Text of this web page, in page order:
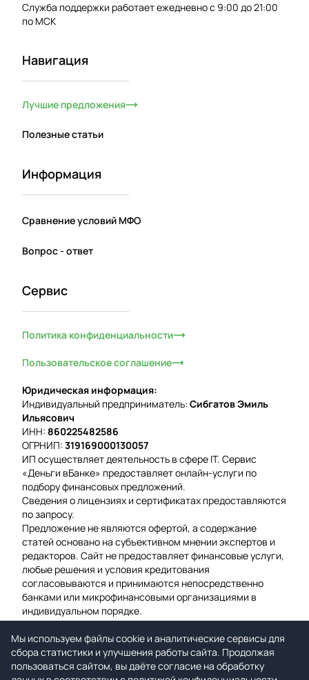
Мы используем файлы cookie и аналитические сервисы для
сбора статистики и улучшения работы сайта. Продолжая
пользоваться сайтом, вы даёте согласие на обработку
Служба поддержки работает ежедневно с 9:00 до 21:00
по МСК
Навигация
Лучшие предложения
Полезные статьи
Информация
Сравнение условий МФО
Вопрос - ответ
Сервис
Политика конфиденциальности
Пользовательское соглашение
Юридическая информация:
Индивидуальный предприниматель: Сибгатов Эмиль
Ильясович
ИНН: 860225482586
ОГРНИП: 319169000130057
ИП осуществляет деятельность в сфере IT. Сервис
«Деньги вБанке» предоставляет онлайн-услуги по
подбору финансовых предложений.
Сведения о лицензиях и сертификатах предоставляются
по запросу.
Предложение не являются офертой, а содержание
статей основано на субъективном мнении экспертов и
редакторов. Сайт не предоставляет финансовые услуги,
любые решения и условия кредитования
согласовываются и принимаются непосредственно
банками или микрофинансовыми организациями в
индивидуальном порядке.
Вероятность одобрения рассчитывается на основе
среднего значения подтвержденных заявок за
предыдущую неделю.
Мы используем файлы cookie для гарантии удобства и